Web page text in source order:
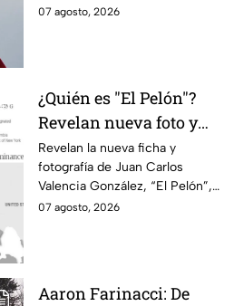
la visa a mexicanos con
07 agosto, 2026
¿Quién es "El Pelón"?
Revelan nueva foto y
ficha por líder del CJNG
Revelan la nueva ficha y
fotografía de Juan Carlos
Valencia González, “El Pelón”,
como el nuevo líder del CJNG
07 agosto, 2026
Aaron Farinacci: De